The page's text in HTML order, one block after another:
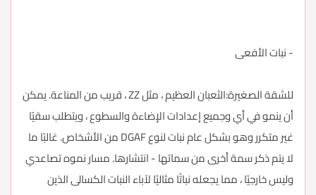
- نبات الأفعى
للشقة الصغيرة:الثعبان العظيم ، مثل ZZ ، قريب من المناعة. يمكن
أن ينمو في أي وجميع إعدادات الإضاءة والسطوع ، ويتطلب سقيًا
غير متكرر وهو بشكل عام نبات لنوع DGAF من الأشخاص. غالبًا ما
لا يتم ذكر سمة أخرى من سماتها - انتشارها. مسار نموه تصاعدي
وليس خارجيًا ، مما يجعله نباتًا مثاليًا لآباء النبات الكسالى الذين